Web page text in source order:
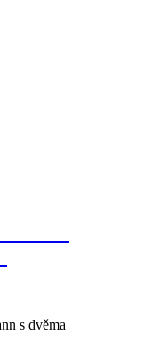
s dvěma